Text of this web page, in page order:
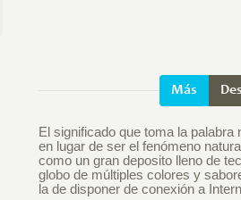
Más
El significado que toma la
en lugar de ser el fenómeno
como un gran deposito lleno de
globo de múltiples colores y
la de disponer de conexión a